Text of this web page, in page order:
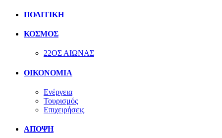
ΠΟΛΙΤΙΚΗ
ΚΟΣΜΟΣ
22ΟΣ ΑΙΩΝΑΣ
ΟΙΚΟΝΟΜΙΑ
Ενέργεια
Τουρισμός
Επιχειρήσεις
ΑΠΟΨΗ